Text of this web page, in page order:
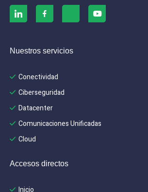
Nuestros servicios
Conectividad
Ciberseguridad
Datacenter
Comunicaciones Unificadas
Cloud
Accesos directos
Inicio